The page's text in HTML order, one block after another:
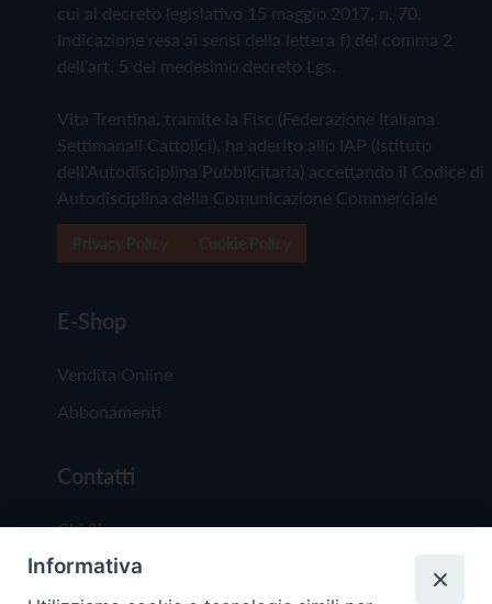
cui al decreto legislativo 15 maggio 2017, n. 70.
Indicazione resa ai sensi della lettera f) del comma 2
dell'art. 5 del medesimo decreto Lgs.
Vita Trentina, tramite la Fisc (Federazione Italiana
Settimanali Cattolici), ha aderito allo IAP (Istituto
dell'Autodisciplina Pubblicitaria) accettando il Codice di
Autodisciplina della Comunicazione Commerciale
E-Shop
Vendita Online
Abbonamenti
Contatti
Chi Siamo
Redazione
Informativa